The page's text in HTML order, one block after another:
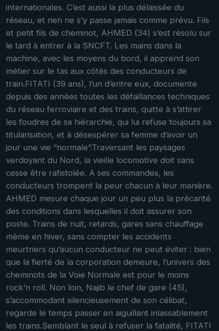
internationales. C’est aussi la plus délaissée du
réseau, et rien ne s’y passe jamais comme prévu. Fils
et petit fils de cheminot, AHMED (34) s’est résolu sur
le tard à entrer à la SNCFT. Les mains dans la
machine, avec les moyens du bord, il apprend son
métier sur le tas aux côtés des conducteurs de
train.FITATI (39 ans), l’un d’entre eux, documente
depuis des années toutes les défaillances techniques
du réseau ferroviaire et des trains, quitte à s’attirer
les foudres de sa hiérarchie, qui lui refuse toujours sa
titularisation, et à désespérer sa femme d’avoir un
jour une vie “normale”.Traversant les paysages
verdoyant du Nord, la vieille locomotive doit sans
cesse être rafistolée. A ses commandes, les
conducteurs trompent la peur chacun à leur manière.
AHMED mesure chaque jour un peu plus la précarité
des conditions dans lesquelles il doit assurer son
poste. Trains de nuit, retards, gares sans chauffage
même en hiver, sans compter les accidents
meurtriers qu’aucun conducteur ne peut éviter : bien
que la fierté de la corporation demeure, l’univers des
cheminots de la Voie Normale est pour le moins
rock’n roll. Non loin, Najib le chef de gare (45),
s’accommodant silencieusement de son célibat,
regarde le temps passer en aiguillant inlassablement
les trains.Semblant le seul à refuser la fatalité, FITATI